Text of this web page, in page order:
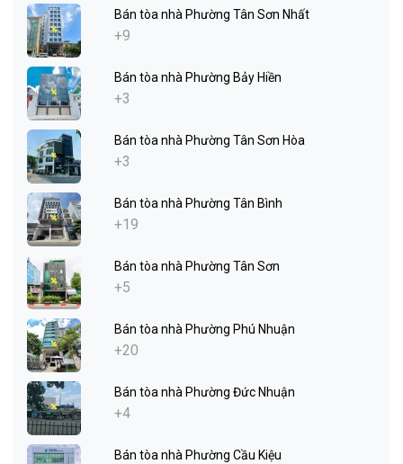
Bán tòa nhà Phường Tân Sơn Nhất
+9
Bán tòa nhà Phường Bảy Hiền
+3
Bán tòa nhà Phường Tân Sơn Hòa
+3
Bán tòa nhà Phường Tân Bình
+19
Bán tòa nhà Phường Tân Sơn
+5
Bán tòa nhà Phường Phú Nhuận
+20
Bán tòa nhà Phường Đức Nhuận
+4
Bán tòa nhà Phường Cầu Kiệu